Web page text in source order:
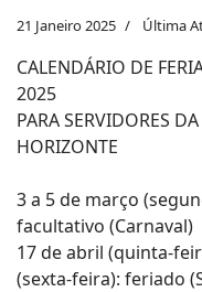
21 Janeiro 2025 Última
CALENDÁRIO DE
2025
PARA SERVIDORES
HORIZONTE
3 a 5 de março
facultativo (Carnaval)
17 de abril (quinta-
(sexta-feira): feriado